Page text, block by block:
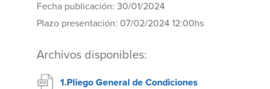
Fecha publicación: 30/01/2024
Plazo presentación: 07/02/2024 12:00hs
Archivos disponibles:
1.Pliego General de Condiciones